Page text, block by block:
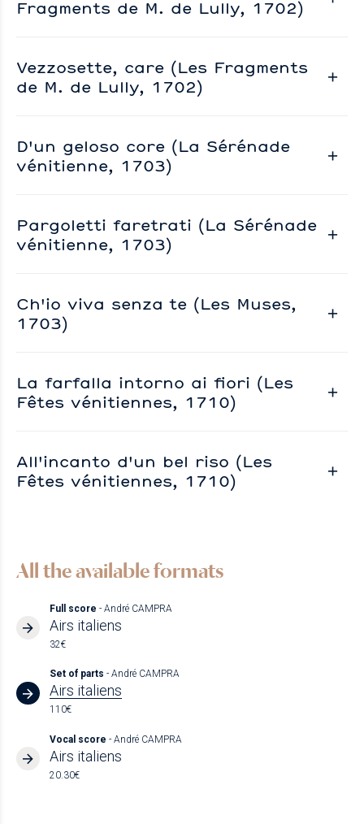
Fragments de M. de Lully, 1702)
Vezzosette, care (Les Fragments
de M. de Lully, 1702)
D'un geloso core (La Sérénade
vénitienne, 1703)
Pargoletti faretrati (La Sérénade
vénitienne, 1703)
Ch'io viva senza te (Les Muses,
1703)
La farfalla intorno ai fiori (Les
Fêtes vénitiennes, 1710)
All'incanto d'un bel riso (Les
Fêtes vénitiennes, 1710)
All the available formats
Full score - André CAMPRA
Airs italiens
32€
Set of parts - André CAMPRA
Airs italiens
110€
Vocal score - André CAMPRA
Airs italiens
20.30€